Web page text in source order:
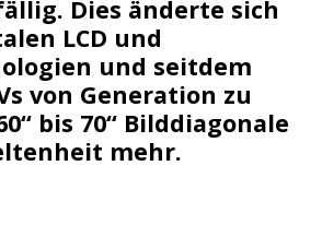
Dies änderte sich
LCD und
und seitdem
von Generation zu
bis 70“ Bilddiagonale
mehr.